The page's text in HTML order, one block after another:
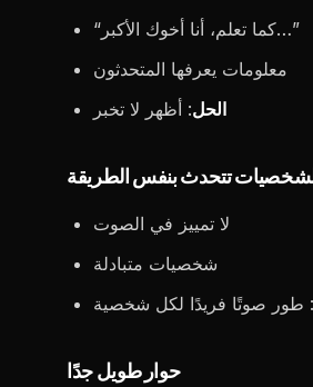
“كما تعلم، أنا أخوك الأكبر…”
معلومات يعرفها المتحدثون
الحل: أظهر لا تخبر
تتحدث بنفس الطريقة
لا تمييز في الصوت
شخصيات متبادلة
: طور صوتًا فريدًا لكل شخصية
حوار طويل جدًا